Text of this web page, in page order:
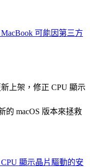
可能因第三方
新上架，修正 CPU 顯示
的 macOS 版本來拯救
顯示晶片驅動的安